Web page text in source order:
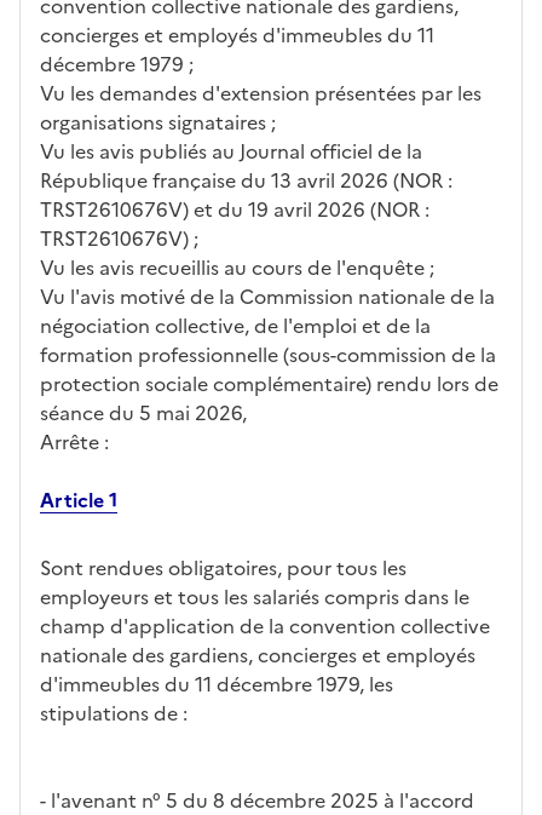
convention collective nationale des gardiens,
concierges et employés d'immeubles du 11
décembre 1979 ;
Vu les demandes d'extension présentées par les
organisations signataires ;
Vu les avis publiés au Journal officiel de la
République française du 13 avril 2026 (NOR :
TRST2610676V) et du 19 avril 2026 (NOR :
TRST2610676V) ;
Vu les avis recueillis au cours de l'enquête ;
Vu l'avis motivé de la Commission nationale de la
négociation collective, de l'emploi et de la
formation professionnelle (sous-commission de la
protection sociale complémentaire) rendu lors de
séance du 5 mai 2026,
Arrête :
Article 1
Sont rendues obligatoires, pour tous les
employeurs et tous les salariés compris dans le
champ d'application de la convention collective
nationale des gardiens, concierges et employés
d'immeubles du 11 décembre 1979, les
stipulations de :
- l'avenant n° 5 du 8 décembre 2025 à l'accord